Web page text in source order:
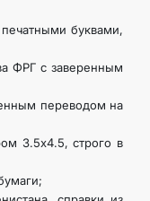
буквами,
ФРГ с заверенным
переводом на
3.5х4.5, строго в